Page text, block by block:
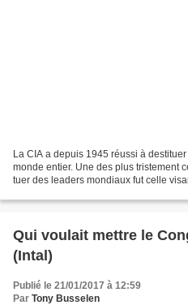
La CIA a depuis 1945 réussi à
monde entier. Une des plus tristement
tuer des leaders mondiaux fut celle
Qui voulait mettre le
(Intal)
Publié le 21/01/2017 à 12:59
Par Tony Busselen